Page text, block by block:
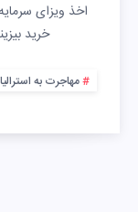
خرید
مهاجرت به استرالیا